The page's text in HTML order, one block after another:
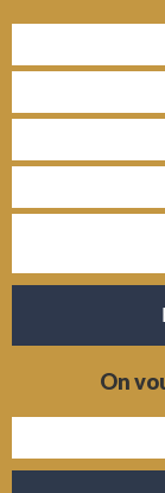
On